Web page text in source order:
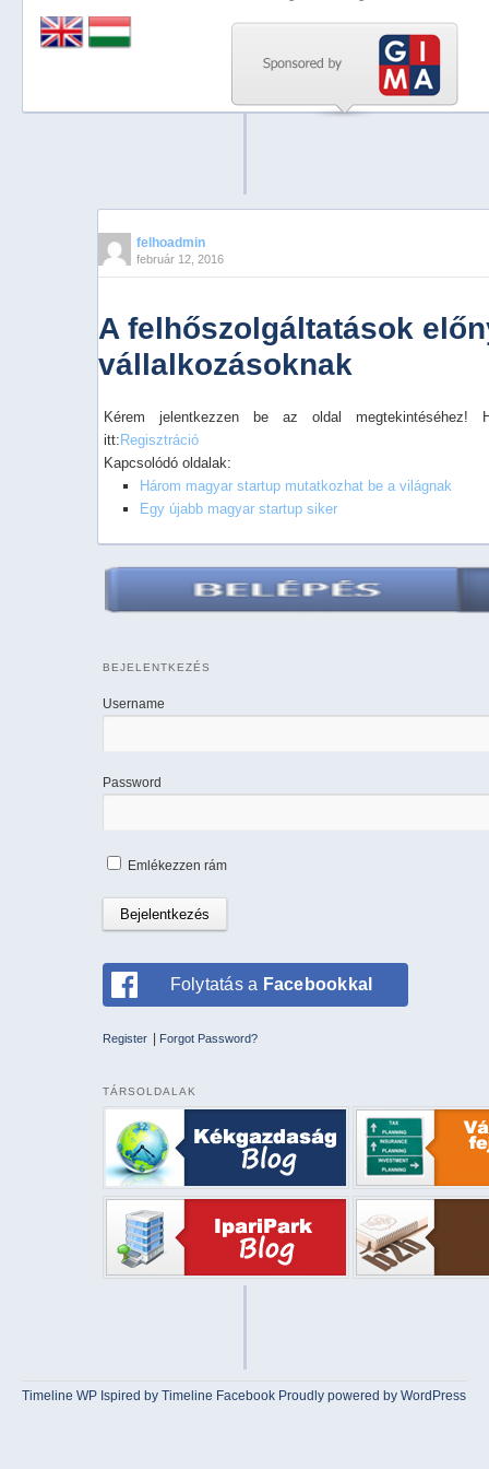
felhoadmin
február 12, 2016
A felhőszolgáltatások
vállalkozásoknak
Kérem jelentkezzen be az oldal megtekintéséhez!
itt: Regisztráció
Kapcsolódó oldalak:
Három magyar startup mutatkozhat be a világnak
Egy újabb magyar startup siker
BEJELENTKEZÉS
Username
Password
Emlékezzen rám
Folytatás a Facebookkal
Register | Forgot Password?
TÁRSOLDALAK
Timeline WP Ispired byTimeline Facebook Proudly powered by WordPress